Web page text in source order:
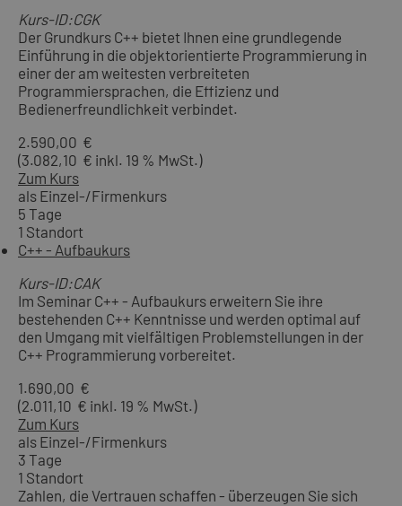
Kurs-ID:CGK
Der Grundkurs C++ bietet Ihnen eine grundlegende
Einführung in die objektorientierte Programmierung in
einer der am weitesten verbreiteten
Programmiersprachen, die Effizienz und
Bedienerfreundlichkeit verbindet.
2.590,00 €
(3.082,10 € inkl. 19 % MwSt.)
Zum Kurs
als Einzel-/Firmenkurs
5 Tage
1 Standort
C++ - Aufbaukurs
Kurs-ID:CAK
Im Seminar C++ - Aufbaukurs erweitern Sie ihre
bestehenden C++ Kenntnisse und werden optimal auf
den Umgang mit vielfältigen Problemstellungen in der
C++ Programmierung vorbereitet.
1.690,00 €
(2.011,10 € inkl. 19 % MwSt.)
Zum Kurs
als Einzel-/Firmenkurs
3 Tage
1 Standort
Zahlen, die Vertrauen schaffen - überzeugen Sie sich